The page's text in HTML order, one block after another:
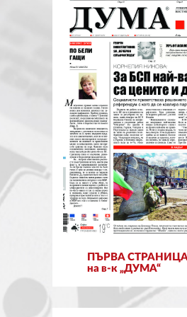
ПЪРВА
на в-к „ДУМА“
ЗА НАС
АВТОРИ